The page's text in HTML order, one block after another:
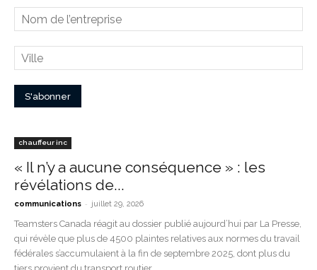
chauffeur inc
« Il n’y a aucune conséquence » : les
révélations de...
communications - juillet 29, 2026
Teamsters Canada réagit au dossier publié aujourd’hui par La Presse,
qui révèle que plus de 4500 plaintes relatives aux normes du travail
fédérales s’accumulaient à la fin de septembre 2025, dont plus du